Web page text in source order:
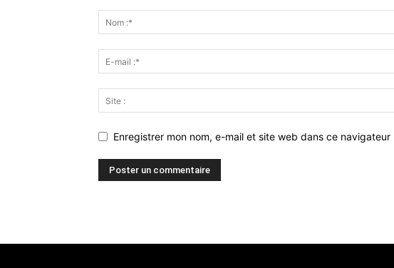
Enregistrer mon nom, e-mail et site web dans ce